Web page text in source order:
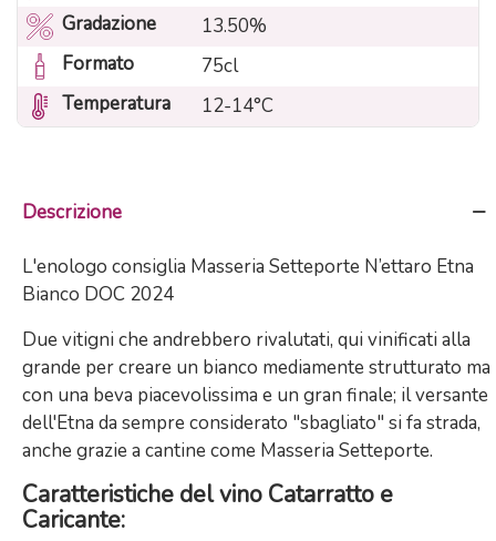
Gradazione
13.50%
Formato
75cl
Temperatura
12-14°C
Descrizione
L'enologo consiglia Masseria Setteporte N’ettaro Etna
Bianco DOC 2024
Due vitigni che andrebbero rivalutati, qui vinificati alla
grande per creare un bianco mediamente strutturato ma
con una beva piacevolissima e un gran finale; il versante
dell'Etna da sempre considerato "sbagliato" si fa strada,
anche grazie a cantine come Masseria Setteporte.
Caratteristiche del vino Catarratto e
Caricante: